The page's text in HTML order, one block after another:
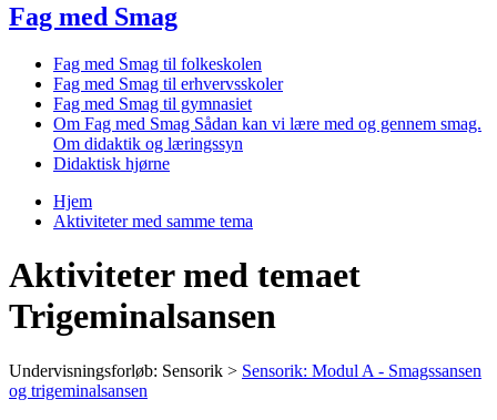
Fag med Smag
Fag med Smag til folkeskolen
Fag med Smag til erhvervsskoler
Fag med Smag til gymnasiet
Om Fag med Smag Sådan kan vi lære med og gennem smag.
Om didaktik og læringssyn
Didaktisk hjørne
Du er her
Hjem
Aktiviteter med samme tema
Aktiviteter med temaet
Trigeminalsansen
Undervisningsforløb: Sensorik > Sensorik: Modul A - Smagssansen
og trigeminalsansen